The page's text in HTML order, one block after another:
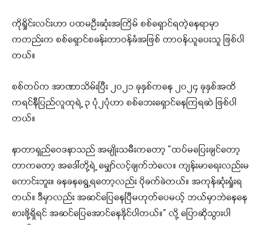
ကိုရှိုင်းလင်းဟာ ပထမဦးဆုံးအကြိမ် စစ်ရှောင်ရတဲ့နေရာမှာ
ကတည်းက စစ်ရှောင်စခန်းတာဝန်ခံအဖြစ် တာဝန်ယူပေးသူ ဖြစ်ပါ
တယ်။
စစ်တပ်က အာဏာသိမ်းပြီး ၂၀၂၁ ခုနှစ်ကနေ ၂၀၂၄ ခုနှစ်အထိ
ကရင်နီပြည်လူထုရဲ့ ၃ ပုံ၂ပုံဟာ စစ်ဘေးရှောင်နေကြရဆဲ ဖြစ်ပါ
တယ်။
နာတာရှည်ဝေဒနာသည် အမျိုးသမီးကတော့ “ထပ်မပြေးချင်တော့
တာကတော့ အဒေါ်တို့ရဲ့ မျှော်လင့်ချက်ဘဲလေ။ ကျန်းမာရေးလည်းမ
ကောင်းဘူး။ ခနခနရွေ့ရတော့လည်း ပိုခက်ခဲတယ်။ အကုန်ဆုံးရှုံးရ
တယ်။ ဒီမှာလည်း အဆင်ပြေနေပြီမဟုတ်ပေမယ့် ဘယ်မှာဘဲနေနေ
စားဖို့ရှိရင် အဆင်ပြေအောင်နေနိုင်ပါတယ်။” လို့ ပြောဆိုသွားပါ